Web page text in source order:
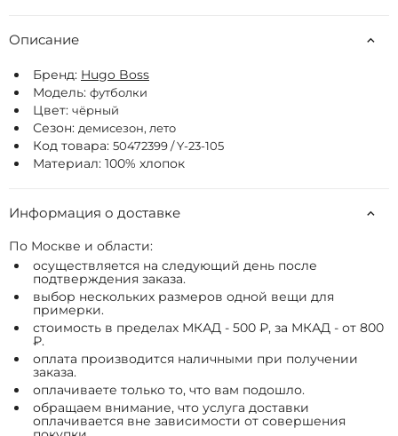
Описание
Бренд: Hugo Boss
Модель: футболки
Цвет: чёрный
Сезон: демисезон, лето
Код товара: 50472399 / Y-23-105
Материал: 100% хлопок
Информация о доставке
По Москве и области:
осуществляется на следующий день после
подтверждения заказа.
выбор нескольких размеров одной вещи для
примерки.
стоимость в пределах МКАД - 500 ₽, за МКАД - от 800
₽.
оплата производится наличными при получении
заказа.
оплачиваете только то, что вам подошло.
обращаем внимание, что услуга доставки
оплачивается вне зависимости от совершения